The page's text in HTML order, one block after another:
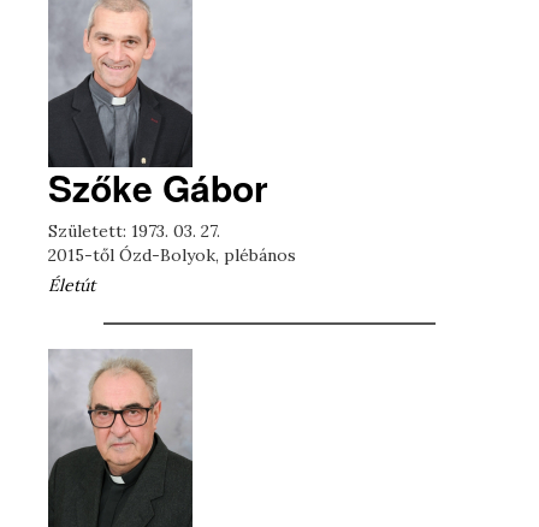
Szőke Gábor
Született: 1973. 03. 27.
2015-től Ózd-Bolyok, plébános
Életút